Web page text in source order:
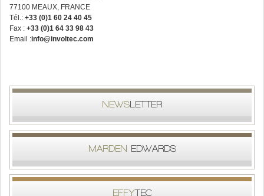
77100 MEAUX, FRANCE
Tél.: +33 (0)1 60 24 40 45
Fax : +33 (0)1 64 33 98 43
Email :info@involtec.com
NEWSLETTER
MARDEN EDWARDS
EFFYTEC